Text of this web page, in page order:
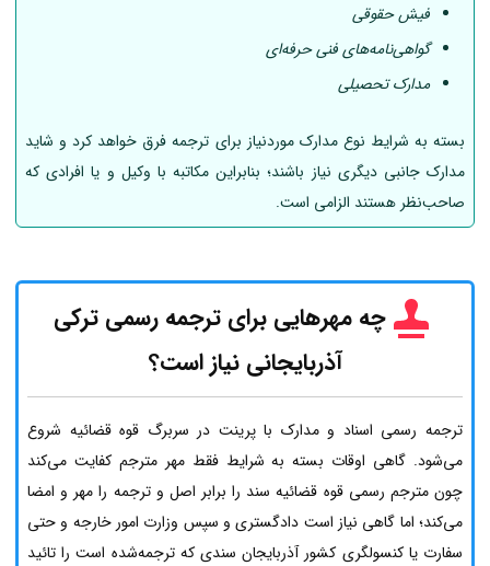
فیش حقوقی
گواهی‌نامه‌های فنی حرفه‌ای
مدارک تحصیلی
بسته به شرایط نوع مدارک موردنیاز برای ترجمه فرق خواهد کرد و شاید
مدارک جانبی دیگری نیاز باشند؛ بنابراین مکاتبه با وکیل و یا افرادی که
صاحب‌نظر هستند الزامی است.
چه مهرهایی برای ترجمه رسمی ترکی
آذربایجانی نیاز است؟
ترجمه رسمی اسناد و مدارک با پرینت در سربرگ قوه قضائیه شروع
می‌شود. گاهی اوقات بسته به شرایط فقط مهر مترجم کفایت می‌کند
چون مترجم رسمی قوه قضائیه سند را برابر اصل و ترجمه را مهر و امضا
می‌کند؛ اما گاهی نیاز است دادگستری و سپس وزارت امور خارجه و حتی
سفارت یا کنسولگری کشور آذربایجان سندی که ترجمه‌شده است را تائید